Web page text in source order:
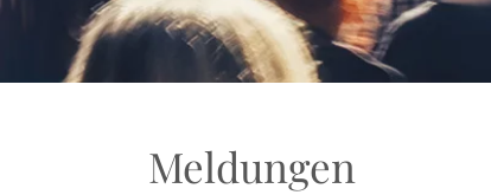
Meldungen